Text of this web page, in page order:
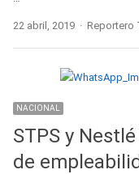
22 abril, 2019 Author
Reportero
NACIONAL
STPS y
de